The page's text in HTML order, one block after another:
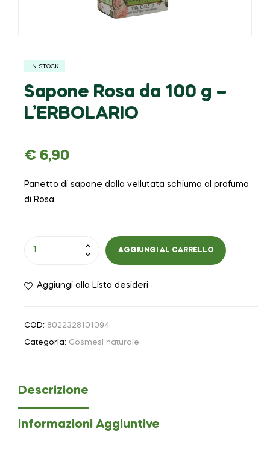
IN STOCK
Sapone Rosa da 100 g –
L’ERBOLARIO
€ 6,90
Panetto di sapone dalla vellutata schiuma al profumo
di Rosa
AGGIUNGI AL CARRELLO
Aggiungi alla Lista desideri
COD: 8022328101094
Categoria: Cosmesi naturale
Descrizione
Informazioni Aggiuntive